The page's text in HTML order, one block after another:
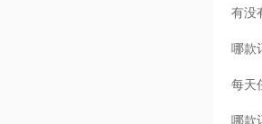
每天